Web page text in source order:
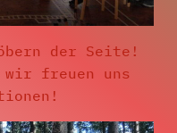
der Seite!
freuen uns